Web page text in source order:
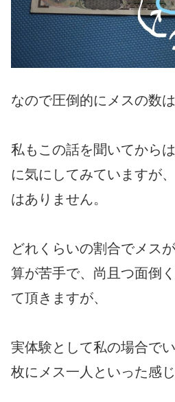
なので圧倒的にメスの数
私もこの話を聞いてから
に気にしてみていますが
はありません。
どれくらいの割合でメス
算が苦手で、尚且つ面倒
て頂きますが、
実体験として私の場合で
枚にメス一人といった感じ